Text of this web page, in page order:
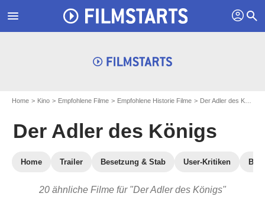
menu profil search
Home Kino Empfohlene Filme Empfohlene Historie Filme Der Adler des Königs
Der Adler des Königs
Home Trailer Besetzung & Stab User-Kritiken Blu-
20 ähnliche Filme für "Der Adler des Königs"